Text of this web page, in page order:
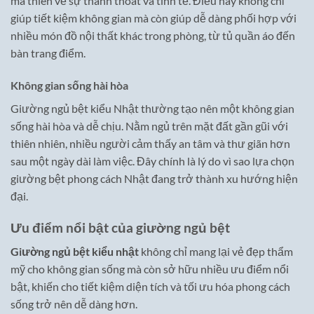
giúp tiết kiệm không gian mà còn giúp dễ dàng phối hợp với
nhiều món đồ nội thất khác trong phòng, từ tủ quần áo đến
bàn trang điểm.
Không gian sống hài hòa
Giường ngủ bệt kiểu Nhật thường tạo nên một không gian
sống hài hòa và dễ chịu. Nằm ngủ trên mặt đất gần gũi với
thiên nhiên, nhiều người cảm thấy an tâm và thư giãn hơn
sau một ngày dài làm việc. Đây chính là lý do vì sao lựa chọn
giường bệt phong cách Nhật đang trở thành xu hướng hiện
đại.
Ưu điểm nổi bật của giường ngủ bệt
Giường ngủ bệt kiểu nhật không chỉ mang lại vẻ đẹp thẩm
mỹ cho không gian sống mà còn sở hữu nhiều ưu điểm nổi
bật, khiến cho tiết kiệm diện tích và tối ưu hóa phong cách
sống trở nên dễ dàng hơn.